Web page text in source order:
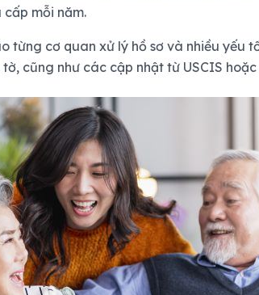
mỗi năm.
cơ quan xử lý hồ sơ và nhiều yếu
cũng như các cập nhật từ USCIS